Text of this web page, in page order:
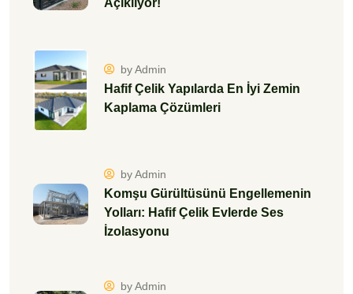
by Admin
Hafif Çelik Yapılarda En İyi Zemin
Kaplama Çözümleri
by Admin
Komşu Gürültüsünü Engellemenin
Yolları: Hafif Çelik Evlerde Ses
İzolasyonu
by Admin